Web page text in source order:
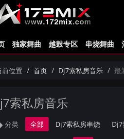
独家舞曲 越鼓专区 串烧舞曲
前位置 首页 Dj7索私房音乐 最
索私房音乐
分类 全部 Dj7索私房串烧 Dj7